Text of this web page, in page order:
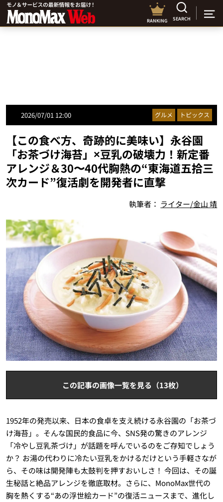
RANKING SEARCH
2026/07/01 12:00 グルメ トピックス
【この食べ方、奇跡的に美味い】永谷園
「お茶づけ海苔」×豆乳の破壊力！新定番
アレンジ＆30〜40代胸熱の“東海道五拾三
次カード”復活劇を開発者に直撃
執筆者： ライター/金山 靖
この記事の画像一覧を見る（13枚）
1952年の発売以来、日本の食卓を支え続ける永谷園の「お茶づ
け海苔」。そんな国民的食品に今、SNS発の驚きのアレンジ
「冷やし豆乳茶づけ」が話題を呼んでいるのをご存知でしょう
か？ お湯の代わりに冷たい豆乳をかけるだけという手軽さなが
ら、その味は開発陣も太鼓判を押すおいしさ！ 今回は、その誕
生秘話と絶品アレンジを徹底取材。さらに、MonoMax世代の
胸を熱くする“あの浮世絵カード”の復活ニュースまで、進化し